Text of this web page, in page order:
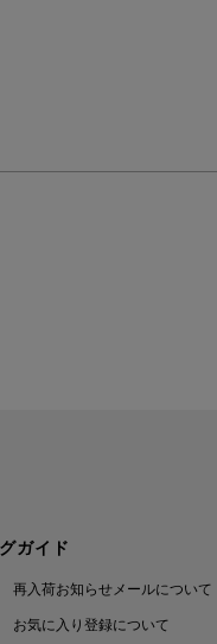
ガイド
再入荷お知らせメールについて
お気に入り登録について